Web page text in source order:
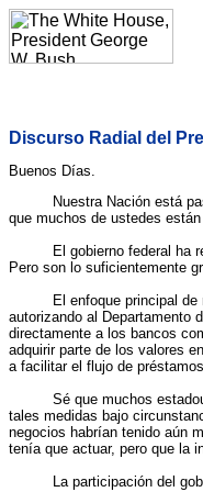
Discurso Radial del
Buenos Días.
Nuestra Nación está
que muchos de ustedes
El gobierno federal ha
Pero son lo suficientemente
El enfoque principal de
autorizando al Departamento
directamente a los bancos
adquirir parte de los valores
a facilitar el flujo de
Sé que muchos
tales medidas bajo
negocios habrían tenido aún
tenía que actuar, pero que la
La participación del